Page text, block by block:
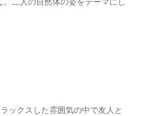
ックスした雰囲気の中で友人と